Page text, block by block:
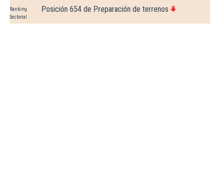
Ranking
Sectorial
Posición 654 de Preparación de terrenos